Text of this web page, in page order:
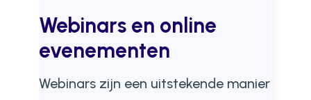
Webinars en online
evenementen
Webinars zijn een uitstekende manier